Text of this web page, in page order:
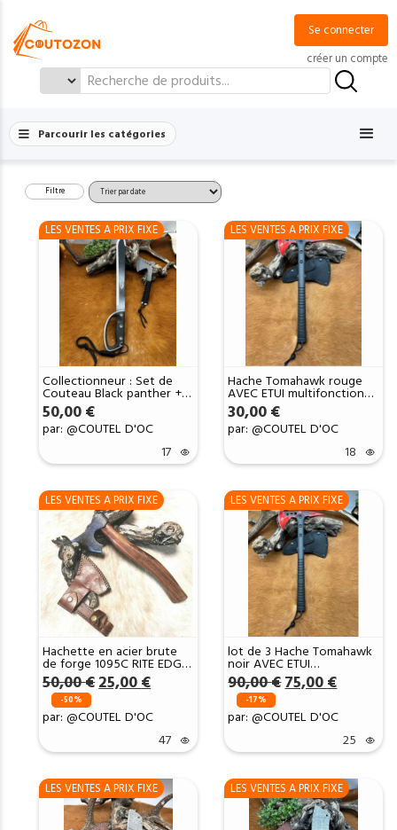
Search
Se connecter
créer un compte
Parcourir les catégories
Filtre
LES VENTES A PRIX FIXE
Collectionneur : Set de
Couteau Black panther +
petite Hachette ref SET
101
50,00 €
par: @COUTEL D'OC
17
LES VENTES A PRIX FIXE
Hache Tomahawk rouge
AVEC ETUI multifonction
ref TRM02
30,00 €
par: @COUTEL D'OC
18
LES VENTES A PRIX FIXE
Hachette en acier brute
de forge 1095C RITE EDGE
USA VIKING AXE ETUI CUIR
DMH35 x
50,00€Le
prix
initial
était :
25,00 €Le
prix
actuel
est :
25,00 €.
-50%
par: @COUTEL D'OC
47
LES VENTES A PRIX FIXE
lot de 3 Hache Tomahawk
noir AVEC ETUI
multifonction
90,00€Le
prix
initial
était :
75,00 €Le
prix
actuel
est :
75,00 €.
-17%
par: @COUTEL D'OC
25
LES VENTES A PRIX FIXE LES VENTES A PRIX FIXE